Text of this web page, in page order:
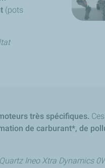
(pots
très spécifiques.
de carburant*, de
Ineo Xtra Dynamics